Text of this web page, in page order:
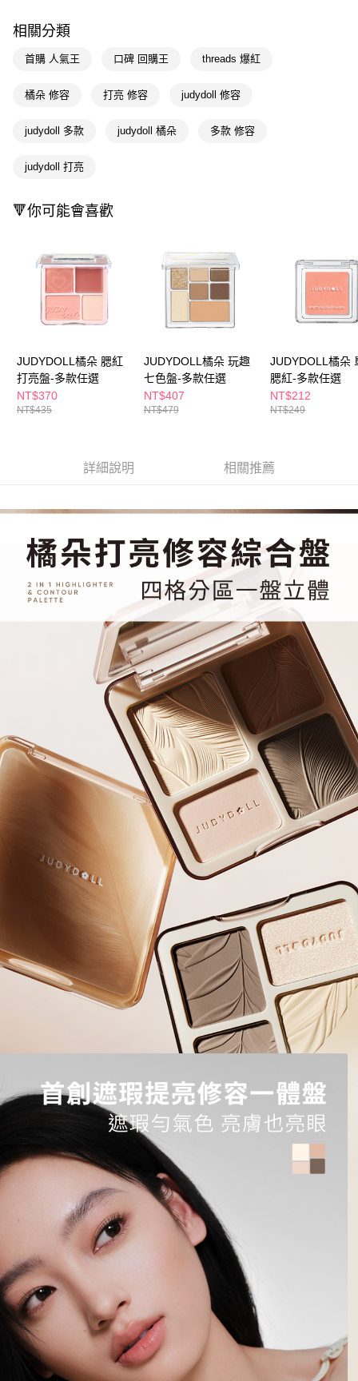
悠遊付
Google Pay
AFTEE先享後付
AFTEE先享後付是「在收到商品之後才付款」的支付方式。 讓您購物簡單
２．便利：只要手機號碼，簡訊認證，即可結帳。
３．安心：先確認商品／服務後，再付款。
【「AFTEE先享後付」結帳流程】
１．於結帳方式選擇「AFTEE先享後付」後，將跳轉至「AFTEE先享後付」
結帳頁面，進行簡訊認證並確認金額後，即可完成結帳。
３．收到繳費通知簡訊後14天內，點擊此簡訊中的連結，可透過四大超商／
ATM／網路銀行／等多元方式進行付款，方視為交易完成。
※ 請注意：結帳手續完成當下不需立刻繳費，但若您需要取消訂單，請聯絡
購買商品的店家。未經商家同意取消之訂單仍視為有效，需透過AFTEE先享
後付繳納相關費用。
客戶支援中心」 https://netprotections.freshdesk.com/support/home
易，需依本服務之必要範圍內提供個人資料，並將交易相關給付款項請求債
２．關於個人資料處理事宜，請瀏覽以下網址：
https://aftee.tw/terms/#terms3
「AFTEE先享後付」，若未經同意申辦者引起之損失，本公司不負相關責
任。
４．使用「AFTEE先享後付」時，將依據個別帳號之用戶狀況，依本公司即
時審查核予不同之上限額度；若仍有額度不足之情形，本公司將視審查結果
請求用戶進行身份認證。
５．嚴禁一人註冊多個帳號或使用他人資訊註冊。若發現惡意使用之情形，
恩沛科技股份有限公司將有權停止該用戶之使用額度並採取法律行動。
即享券
全家取貨付款
每筆NT$65，滿NT$390(含以上)免運費
付款後全家取貨
萊爾富取貨付款
每筆NT$65，滿NT$490(含以上)免運費
每筆NT$65，滿NT$490(含以上)免運費
宅配(本島)
每筆NT$100，滿NT$790(含以上)免運費
付款後寶雅門市自取(由倉庫統一出貨)
每筆NT$80，滿NT$290(含以上)免運費
相關分類
首購 人氣王 口碑 回購王 threads 爆紅
橘朵 修容 打亮 修容 judydoll 修容
judydoll 多款 judydoll 橘朵 多款 修容
judydoll 打亮
🔻你可能會喜歡
JUDYDOLL橘朵 腮紅
打亮盤-多款任選
NT$370
NT$435
JUDYDOLL橘朵 玩趣
七色盤-多款任選
NT$407
NT$479
JUDYDOLL橘朵
腮紅-多款任選
NT$212
NT$249
詳細說明 相關推薦